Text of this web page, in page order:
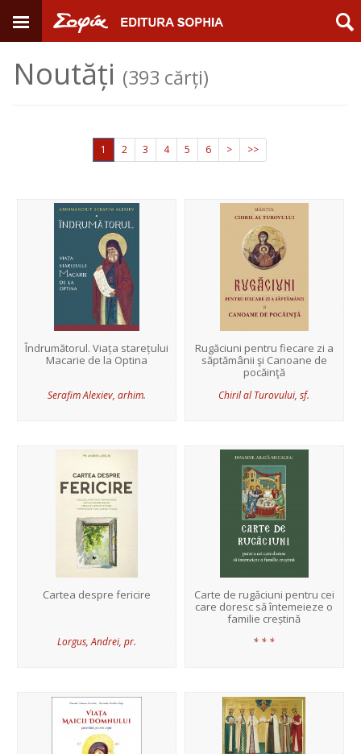
Noutăți (393 cărți)
1 2 3 4 5 6 > >>
Îndrumătorul. Viața starețului
Macarie de la Optina
Serafim Alexiev, arhim.
Rugăciuni pentru fiecare zi a
săptămânii şi Canoane de
pocăinţă
Chiril al Turovului, sf.
Cartea despre fericire
Lorgus, Andrei, pr.
Carte de rugăciuni pentru cei
care doresc să întemeieze o
familie creștină
* * *